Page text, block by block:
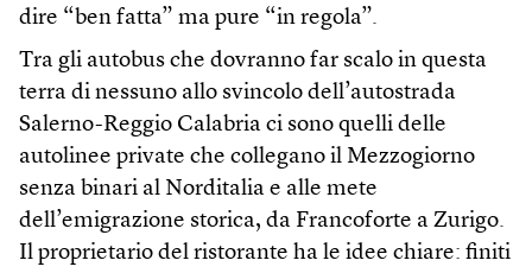
dire “ben fatta” ma pure “in regola”.
Tra gli autobus che dovranno far scalo in questa
terra di nessuno allo svincolo dell’autostrada
Salerno-Reggio Calabria ci sono quelli delle
autolinee private che collegano il Mezzogiorno
senza binari al Norditalia e alle mete
dell’emigrazione storica, da Francoforte a Zurigo.
Il proprietario del ristorante ha le idee chiare: finiti